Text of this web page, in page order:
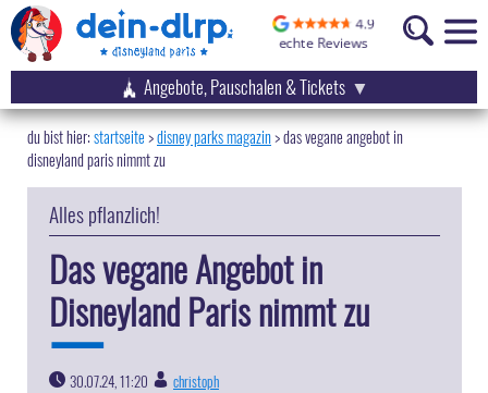
Angebote, Pauschalen & Tickets
startseite disney parks magazin>das vegane angebot in
disneyland paris nimmt zu
Alles pflanzlich!
Das vegane Angebot in
Disneyland Paris nimmt zu
30.07.24, 11:20
christoph